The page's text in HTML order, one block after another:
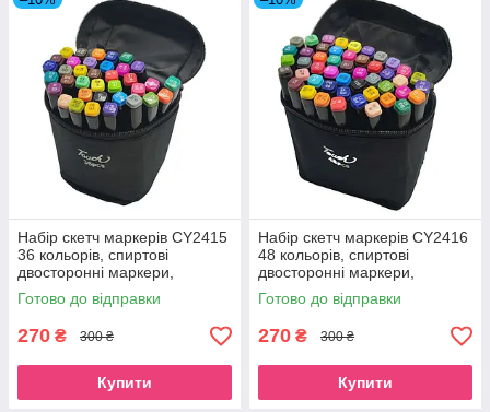
Набір скетч маркерів CY2415
36 кольорів, спиртові
двосторонні маркери,
Довжина маркера 15,5 см
Готово до відправки
270 ₴ 300 ₴
Купити
Набір скетч маркерів CY2416
48 кольорів, спиртові
двосторонні маркери,
Довжина маркера 15,5 см
Готово до відправки
270 ₴ 300 ₴
Купити